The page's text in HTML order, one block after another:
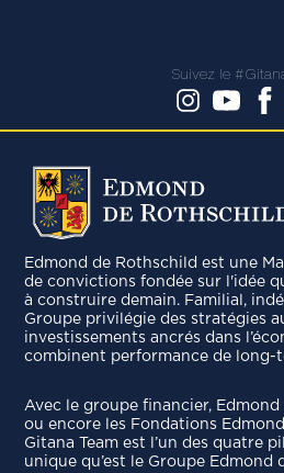
Suivez le
Edmond de Rothschild est une
de convictions fondée sur l'idée
à construire demain. Familial,
Groupe privilégie des stratégies
investissements ancrés dans
combinent performance de long-
Avec le groupe ﬁnancier,
ou encore les Fondations
Gitana Team est l’un des quatre
unique qu’est le Groupe Edmond